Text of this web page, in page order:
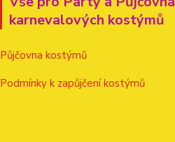
karnevalových kostýmů
Půjčovna kostýmů
Podmínky k zapůjčení kostýmů